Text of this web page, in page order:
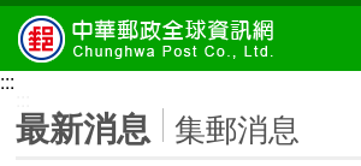
跳到主要內容區塊
:::
最新消息 集郵消息